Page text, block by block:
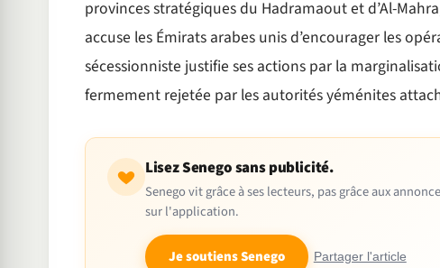
provinces stratégiques du Hadramaout et d’Al-
accuse les Émirats arabes unis d’encourager les
sécessionniste justifie ses actions par la
fermement rejetée par les autorités yéménites
Lisez Senego sans publicité.
Senego vit grâce à ses lecteurs, pas grâce aux
sur l'application.
Je soutiens Senego Partager l'article